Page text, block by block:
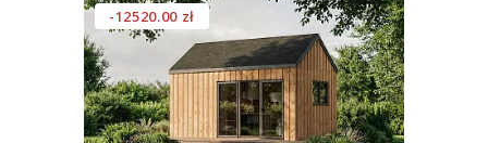
-12520.00 zł